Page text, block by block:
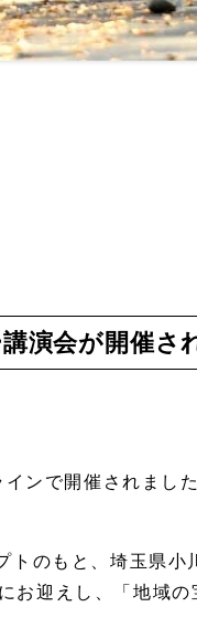
演会が開催さ
ンで開催されました
のもと、埼玉県
迎えし、「地域